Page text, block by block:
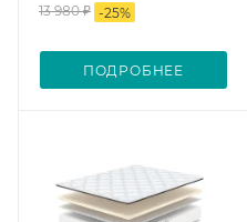
13 980 ₽ -25%
ПОДРОБНЕЕ